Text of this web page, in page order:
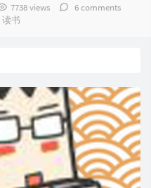
7738 views
6 comments
读书